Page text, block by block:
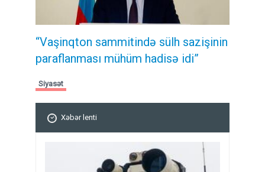
“Vaşinqton sammitində sülh sazişinin
paraflanması mühüm hadisə idi”
Siyasət
Xəbər lenti